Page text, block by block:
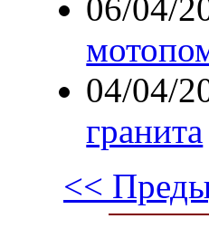
06/04/
04/04/
гранита
<<